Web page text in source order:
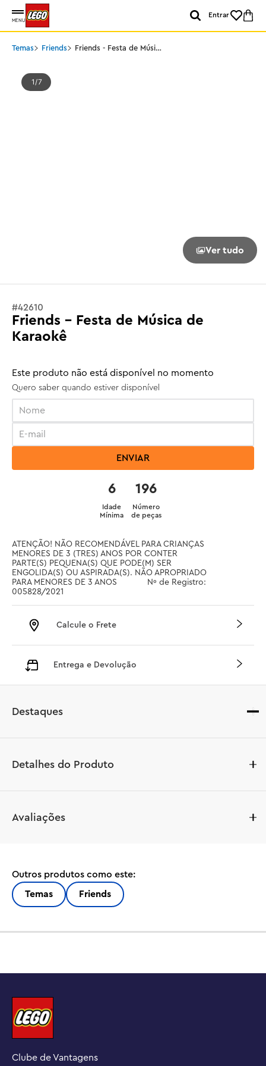
MENU
Entrar
Temas Friends
Friends - Festa de Música
1 7
Ver tudo
#42610
Friends - Festa de Música de
Karaokê
Este produto não está disponível no momento
Quero saber quando estiver disponível
ENVIAR
196
Número
de peças
6
Idade
Mínima
ATENÇÃO! NÃO RECOMENDÁVEL PARA CRIANÇAS
MENORES DE 3 (TRES) ANOS POR CONTER
PARTE(S) PEQUENA(S) QUE PODE(M) SER
ENGOLIDA(S) OU ASPIRADA(S). NÃO APROPRIADO
PARA MENORES DE 3 ANOS		 Nº de Registro:
005828/2021
Calcule o Frete
Entrega e Devolução
Destaques
Detalhes do Produto
crianças a partir de 6 anos que adoram brinquedos
uma máquina de raspadinhas de brinquedo para que as
crianças possam contar a história da festa de aniversário
do karaokê. Inclui 2 personagens LEGO Friends com
de lagartixa e muitos acessórios.
usando a roda dentada e fingir que os personagens
estão cantando usando os microfones e rostos
Avaliações
Outros produtos como este:
Temas Friends
Clube de Vantagens